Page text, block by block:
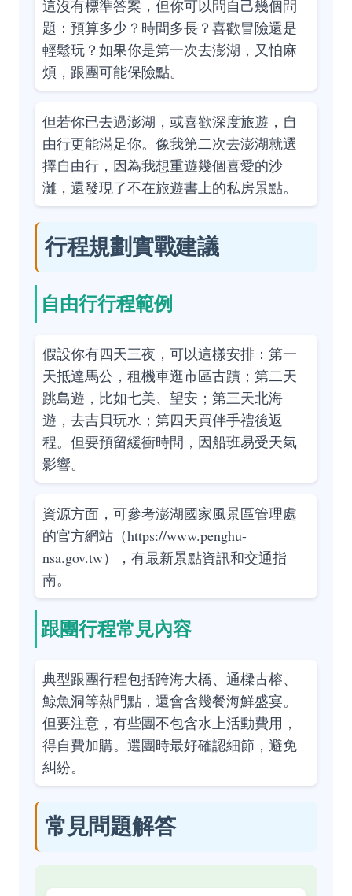
這沒有標準答案，但你可以問自己幾個問
題：預算多少？時間多長？喜歡冒險還是
輕鬆玩？如果你是第一次去澎湖，又怕麻
煩，跟團可能保險點。
但若你已去過澎湖，或喜歡深度旅遊，自
由行更能滿足你。像我第二次去澎湖就選
擇自由行，因為我想重遊幾個喜愛的沙
灘，還發現了不在旅遊書上的私房景點。
行程規劃實戰建議
自由行行程範例
假設你有四天三夜，可以這樣安排：第一
天抵達馬公，租機車逛市區古蹟；第二天
跳島遊，比如七美、望安；第三天北海
遊，去吉貝玩水；第四天買伴手禮後返
程。但要預留緩衝時間，因船班易受天氣
影響。
資源方面，可參考澎湖國家風景區管理處
的官方網站（https://www.penghu-
nsa.gov.tw），有最新景點資訊和交通指
南。
跟團行程常見內容
典型跟團行程包括跨海大橋、通樑古榕、
鯨魚洞等熱門點，還會含幾餐海鮮盛宴。
但要注意，有些團不包含水上活動費用，
得自費加購。選團時最好確認細節，避免
糾紛。
常見問題解答